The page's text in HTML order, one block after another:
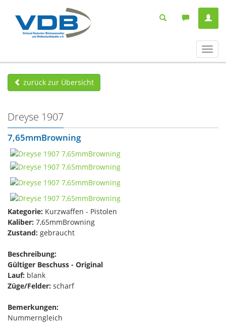
ein-/
zurück zur Übersicht
Dreyse 1907
7,65mmBrowning
Kategorie: Kurzwaffen - Pistolen
Kaliber: 7,65mmBrowning
Zustand: gebraucht
Beschreibung:
Gültiger Beschuss - Original
Lauf: blank
Züge/Felder: scharf
Bemerkungen:
Nummerngleich